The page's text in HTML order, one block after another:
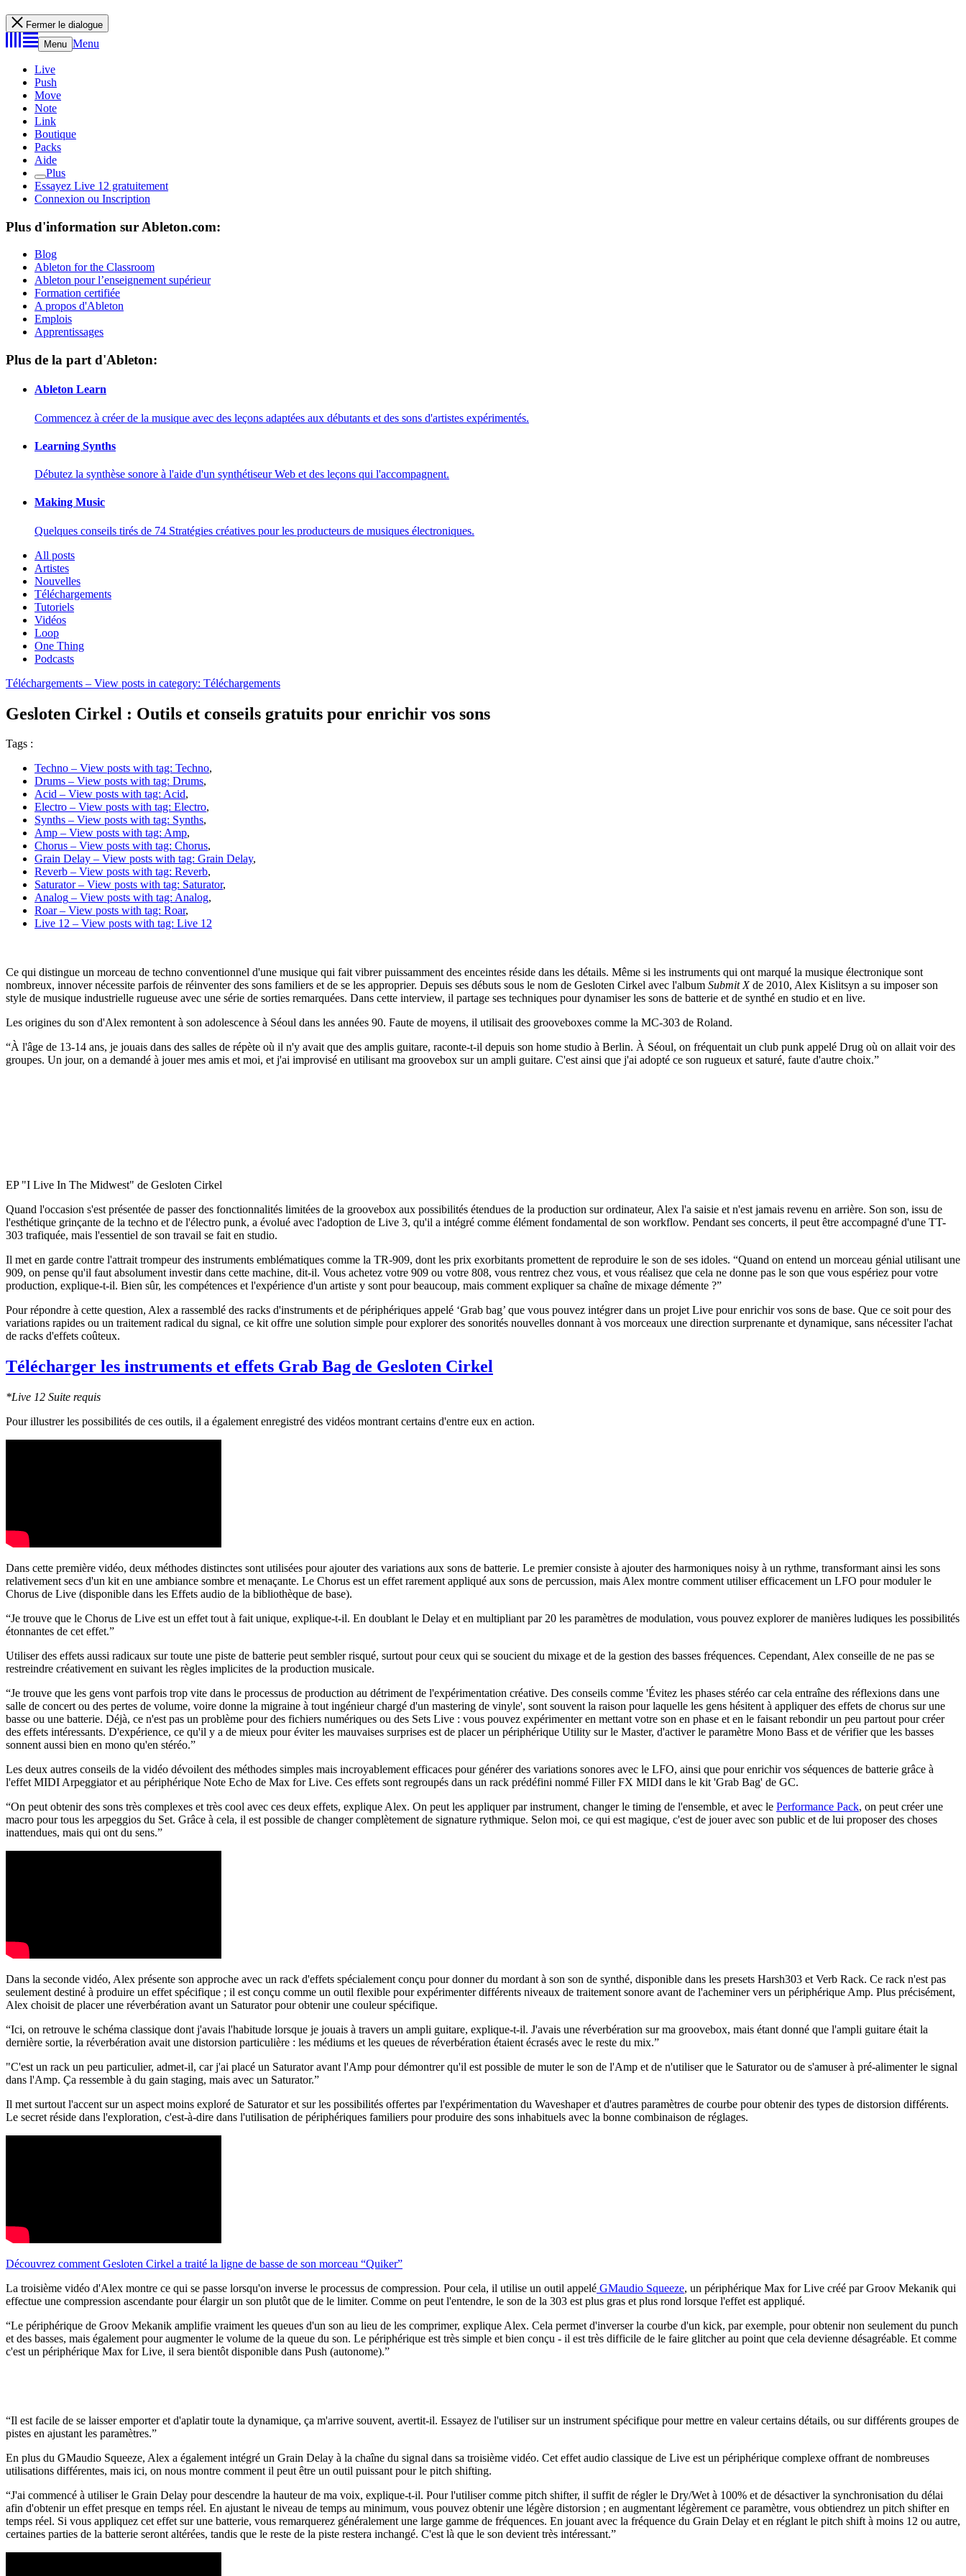
Fermer le dialogue
Menu Menu
Live
Push
Move
Note
Link
Boutique
Packs
Aide
Plus
Essayez Live 12 gratuitement
Connexion ou Inscription
Plus d'information sur Ableton.com:
Blog
Ableton for the Classroom
Ableton pour l’enseignement supérieur
Formation certifiée
A propos d'Ableton
Emplois
Apprentissages
Plus de la part d'Ableton:
Ableton Learn
Commencez à créer de la musique avec des leçons adaptées aux débutants et des sons d'artistes expérimentés.
Learning Synths
Débutez la synthèse sonore à l'aide d'un synthétiseur Web et des leçons qui l'accompagnent.
Making Music
Quelques conseils tirés de 74 Stratégies créatives pour les producteurs de musiques électroniques.
All posts
Artistes
Nouvelles
Téléchargements
Tutoriels
Vidéos
Loop
One Thing
Podcasts
Téléchargements – View posts in category: Téléchargements
Gesloten Cirkel : Outils et conseils gratuits pour enrichir vos sons
Tags :
Techno – View posts with tag: Techno,
Drums – View posts with tag: Drums,
Acid – View posts with tag: Acid,
Electro – View posts with tag: Electro,
Synths – View posts with tag: Synths,
Amp – View posts with tag: Amp,
Chorus – View posts with tag: Chorus,
Grain Delay – View posts with tag: Grain Delay,
Reverb – View posts with tag: Reverb,
Saturator– View posts with tag: Saturator,
Analog – View posts with tag: Analog,
Roar– View posts with tag: Roar,
Live 12 – View posts with tag: Live 12
Ce qui distingue un morceau de techno conventionnel d'une musique qui fait vibrer puissamment des enceintes réside dans les détails. Même si les instruments qui ont marqué la musique électronique sont
nombreux, innover nécessite parfois de réinventer des sons familiers et de se les approprier. Depuis ses débuts sous le nom de Gesloten Cirkel avec l'album Submit Xde 2010, Alex Kislitsyn a su imposer son
style de musique industrielle rugueuse avec une série de sorties remarquées. Dans cette interview, il partage ses techniques pour dynamiser les sons de batterie et de synthé en studio et en live.
Les origines du son d'Alex remontent à son adolescence à Séoul dans les années 90. Faute de moyens, il utilisait des grooveboxes comme la MC-303 de Roland.
“À l'âge de 13-14 ans, je jouais dans des salles de répète où il n'y avait que des amplis guitare, raconte-t-il depuis son home studio à Berlin. À Séoul, on fréquentait un club punk appelé Drug où on allait voir des
groupes. Un jour, on a demandé à jouer mes amis et moi, et j'ai improvisé en utilisant ma groovebox sur un ampli guitare. C'est ainsi que j'ai adopté ce son rugueux et saturé, faute d'autre choix.”
EP "I Live In The Midwest" de Gesloten Cirkel
Quand l'occasion s'est présentée de passer des fonctionnalités limitées de la groovebox aux possibilités étendues de la production sur ordinateur, Alex l'a saisie et n'est jamais revenu en arrière. Son son, issu de
l'esthétique grinçante de la techno et de l'électro punk, a évolué avec l'adoption de Live 3, qu'il a intégré comme élément fondamental de son workflow. Pendant ses concerts, il peut être accompagné d'une TT-
303 trafiquée, mais l'essentiel de son travail se fait en studio.
Il met en garde contre l'attrait trompeur des instruments emblématiques comme la TR-909, dont les prix exorbitants promettent de reproduire le son de ses idoles. “Quand on entend un morceau génial utilisant une
909, on pense qu'il faut absolument investir dans cette machine, dit-il. Vous achetez votre 909 ou votre 808, vous rentrez chez vous, et vous réalisez que cela ne donne pas le son que vous espériez pour votre
production, explique-t-il. Bien sûr, les compétences et l'expérience d'un artiste y sont pour beaucoup, mais comment expliquer sa chaîne de mixage démente ?”
Pour répondre à cette question, Alex a rassemblé des racks d'instruments et de périphériques appelé ‘Grab bag’ que vous pouvez intégrer dans un projet Live pour enrichir vos sons de base. Que ce soit pour des
variations rapides ou un traitement radical du signal, ce kit offre une solution simple pour explorer des sonorités nouvelles donnant à vos morceaux une direction surprenante et dynamique, sans nécessiter l'achat
de racks d'effets coûteux.
Télécharger les instruments et effets Grab Bag de Gesloten Cirkel
*Live 12 Suite requis
Pour illustrer les possibilités de ces outils, il a également enregistré des vidéos montrant certains d'entre eux en action.
Dans cette première vidéo, deux méthodes distinctes sont utilisées pour ajouter des variations aux sons de batterie. Le premier consiste à ajouter des harmoniques noisy à un rythme, transformant ainsi les sons
relativement secs d'un kit en une ambiance sombre et menaçante. Le Chorus est un effet rarement appliqué aux sons de percussion, mais Alex montre comment utiliser efficacement un LFO pour moduler le
Chorus de Live (disponible dans les Effets audio de la bibliothèque de base).
“Je trouve que le Chorus de Live est un effet tout à fait unique, explique-t-il. En doublant le Delay et en multipliant par 20 les paramètres de modulation, vous pouvez explorer de manières ludiques les possibilités
étonnantes de cet effet.”
Utiliser des effets aussi radicaux sur toute une piste de batterie peut sembler risqué, surtout pour ceux qui se soucient du mixage et de la gestion des basses fréquences. Cependant, Alex conseille de ne pas se
restreindre créativement en suivant les règles implicites de la production musicale.
“Je trouve que les gens vont parfois trop vite dans le processus de production au détriment de l'expérimentation créative. Des conseils comme 'Évitez les phases stéréo car cela entraîne des réflexions dans une
salle de concert ou des pertes de volume, voire donne la migraine à tout ingénieur chargé d'un mastering de vinyle', sont souvent la raison pour laquelle les gens hésitent à appliquer des effets de chorus sur une
basse ou une batterie. Déjà, ce n'est pas un problème pour des fichiers numériques ou des Sets Live : vous pouvez expérimenter en mettant votre son en phase et en le faisant rebondir un peu partout pour créer
des effets intéressants. D'expérience, ce qu'il y a de mieux pour éviter les mauvaises surprises est de placer un périphérique Utility sur le Master, d'activer le paramètre Mono Bass et de vérifier que les basses
sonnent aussi bien en mono qu'en stéréo.”
Les deux autres conseils de la vidéo dévoilent des méthodes simples mais incroyablement efficaces pour générer des variations sonores avec le LFO, ainsi que pour enrichir vos séquences de batterie grâce à
l'effet MIDI Arpeggiator et au périphérique Note Echo de Max for Live. Ces effets sont regroupés dans un rack prédéfini nommé Filler FX MIDI dans le kit 'Grab Bag' de GC.
“On peut obtenir des sons très complexes et très cool avec ces deux effets, explique Alex. On peut les appliquer par instrument, changer le timing de l'ensemble, et avec le Performance Pack, on peut créer une
macro pour tous les arpeggios du Set. Grâce à cela, il est possible de changer complètement de signature rythmique. Selon moi, ce qui est magique, c'est de jouer avec son public et de lui proposer des choses
inattendues, mais qui ont du sens.”
Dans la seconde vidéo, Alex présente son approche avec un rack d'effets spécialement conçu pour donner du mordant à son son de synthé, disponible dans les presets Harsh303 et Verb Rack. Ce rack n'est pas
seulement destiné à produire un effet spécifique ; il est conçu comme un outil flexible pour expérimenter différents niveaux de traitement sonore avant de l'acheminer vers un périphérique Amp. Plus précisément,
Alex choisit de placer une réverbération avant un Saturator pour obtenir une couleur spécifique.
“Ici, on retrouve le schéma classique dont j'avais l'habitude lorsque je jouais à travers un ampli guitare, explique-t-il. J'avais une réverbération sur ma groovebox, mais étant donné que l'ampli guitare était la
dernière sortie, la réverbération avait une distorsion particulière : les médiums et les queues de réverbération étaient écrasés avec le reste du mix.”
"C'est un rack un peu particulier, admet-il, car j'ai placé un Saturator avant l'Amp pour démontrer qu'il est possible de muter le son de l'Amp et de n'utiliser que le Saturator ou de s'amuser à pré-alimenter le signal
dans l'Amp. Ça ressemble à du gain staging, mais avec un Saturator.”
Il met surtout l'accent sur un aspect moins exploré de Saturator et sur les possibilités offertes par l'expérimentation du Waveshaper et d'autres paramètres de courbe pour obtenir des types de distorsion différents.
Le secret réside dans l'exploration, c'est-à-dire dans l'utilisation de périphériques familiers pour produire des sons inhabituels avec la bonne combinaison de réglages.
Découvrez comment Gesloten Cirkel a traité la ligne de basse de son morceau “Quiker”
La troisième vidéo d'Alex montre ce qui se passe lorsqu'on inverse le processus de compression. Pour cela, il utilise un outil appelé GMaudio Squeeze, un périphérique Max for Live créé par Groov Mekanik qui
effectue une compression ascendante pour élargir un son plutôt que de le limiter. Comme on peut l'entendre, le son de la 303 est plus gras et plus rond lorsque l'effet est appliqué.
“Le périphérique de Groov Mekanik amplifie vraiment les queues d'un son au lieu de les comprimer, explique Alex. Cela permet d'inverser la courbe d'un kick, par exemple, pour obtenir non seulement du punch
et des basses, mais également pour augmenter le volume de la queue du son. Le périphérique est très simple et bien conçu - il est très difficile de le faire glitcher au point que cela devienne désagréable. Et comme
c'est un périphérique Max for Live, il sera bientôt disponible dans Push (autonome).”
“Il est facile de se laisser emporter et d'aplatir toute la dynamique, ça m'arrive souvent, avertit-il. Essayez de l'utiliser sur un instrument spécifique pour mettre en valeur certains détails, ou sur différents groupes de
pistes en ajustant les paramètres.”
En plus du GMaudio Squeeze, Alex a également intégré un Grain Delay à la chaîne du signal dans sa troisième vidéo. Cet effet audio classique de Live est un périphérique complexe offrant de nombreuses
utilisations différentes, mais ici, on nous montre comment il peut être un outil puissant pour le pitch shifting.
“J'ai commencé à utiliser le Grain Delay pour descendre la hauteur de ma voix, explique-t-il. Pour l'utiliser comme pitch shifter, il suffit de régler le Dry/Wet à 100% et de désactiver la synchronisation du délai
afin d'obtenir un effet presque en temps réel. En ajustant le niveau de temps au minimum, vous pouvez obtenir une légère distorsion ; en augmentant légèrement ce paramètre, vous obtiendrez un pitch shifter en
temps réel. Si vous appliquez cet effet sur une batterie, vous remarquerez généralement une large gamme de fréquences. En jouant avec la fréquence du Grain Delay et en réglant le pitch shift à moins 12 ou autre,
certaines parties de la batterie seront altérées, tandis que le reste de la piste restera inchangé. C'est là que le son devient très intéressant.”